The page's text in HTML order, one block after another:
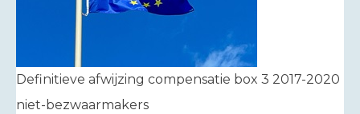
Definitieve afwijzing compensatie box 3 2017-2020
niet-bezwaarmakers